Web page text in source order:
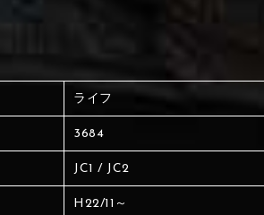
ください
刺繍は下記21種類からご選択く
赤く塗られて
ください
刺繍は下記21種類からご選択く
赤く塗られてい
ください
ライフ
3684
JC1 / JC2
H22/11～